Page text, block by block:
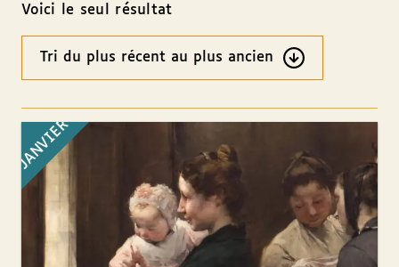
Voici le seul résultat
Ordre
JANVIER